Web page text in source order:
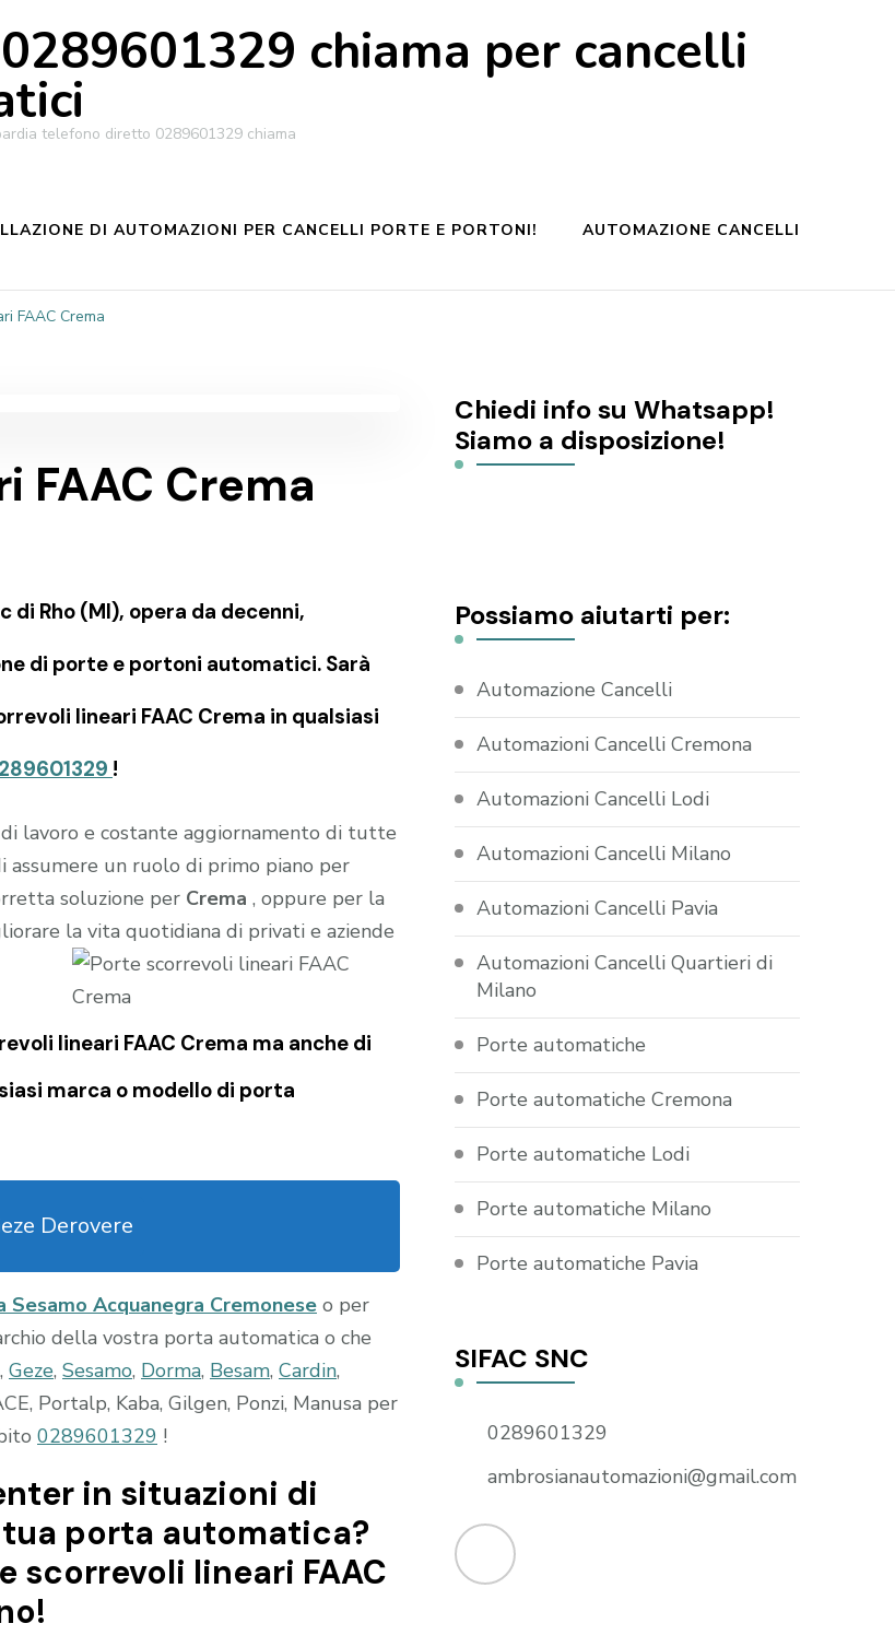
chiama per cancelli
telefono diretto 0289601329 chiama
DI AUTOMAZIONI PER CANCELLI PORTE E PORTONI! AUTOMAZIONE CANCELLI
FAAC Crema
FAAC Crema
di Rho (MI), opera da decenni,
di porte e portoni automatici. Sarà
lineari FAAC Crema in qualsiasi
!
lavoro e costante aggiornamento di tutte
assumere un ruolo di primo piano per
soluzione per Crema , oppure per la
la vita quotidiana di privati e aziende
lineari FAAC Crema ma anche di
marca o modello di porta
Derovere
Acquanegra Cremonese o per
della vostra porta automatica o che
Geze, Sesamo, Dorma, Besam, Cardin,
Portalp, Kaba, Gilgen, Ponzi, Manusa per
0289601329 !
in situazioni di
porta automatica?
scorrevoli lineari FAAC
Chiedi info su Whatsapp!
Siamo a disposizione!
Possiamo aiutarti per:
Automazione Cancelli
Automazioni Cancelli Cremona
Automazioni Cancelli Lodi
Automazioni Cancelli Milano
Automazioni Cancelli Pavia
Automazioni Cancelli Quartieri di
Milano
Porte automatiche
Porte automatiche Cremona
Porte automatiche Lodi
Porte automatiche Milano
Porte automatiche Pavia
SIFAC SNC
0289601329
ambrosianautomazioni@gmail.com